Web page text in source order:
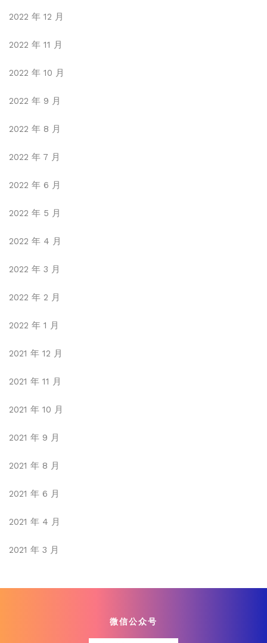
2022 年 12 月
2022 年 11 月
2022 年 10 月
2022 年 9 月
2022 年 8 月
2022 年 7 月
2022 年 6 月
2022 年 5 月
2022 年 4 月
2022 年 3 月
2022 年 2 月
2022 年 1 月
2021 年 12 月
2021 年 11 月
2021 年 10 月
2021 年 9 月
2021 年 8 月
2021 年 6 月
2021 年 4 月
2021 年 3 月
微信公众号